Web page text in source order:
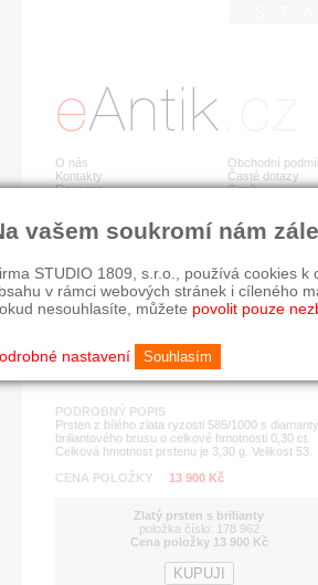
O nás
Kontakty
Recenze
Obchodní
Časté dotazy
Ceník
Detail položky č. 178 962
PODROBNÝ POPIS
Prsten z bílého zlata ryzosti 585/1000 s diamanty
briliantového brusu o celkové hmotnosti 0,30 ct.
Celková hmotnost prstenu je 3,30 g. Velikost 53.
CENA POLOŽKY
13 900 Kč
Zlatý prsten s brilianty
položka číslo: 178 962
Cena položky 13 900 Kč
vašem soukromí nám
STUDIO 1809, s.r.o., používá cookies
v rámci webových stránek i cíleného
nesouhlasíte, můžete povolit pouze
nastavení Souhlasím